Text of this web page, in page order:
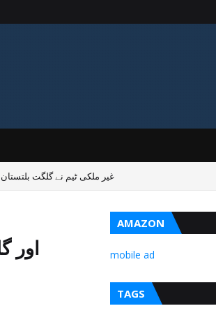
غیر ملکی ٹیم نے گلگت بلتستان میں
AMAZON
mobile ad
TAGS